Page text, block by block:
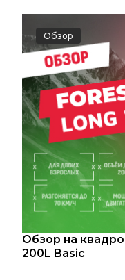
Обзор
Обзор на
200L Basic